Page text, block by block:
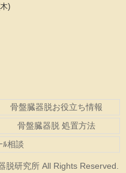
)
骨盤臓器脱お役立ち情報
骨盤臓器脱 処置方法
ﾙ相談
研究所 All Rights Reserved.